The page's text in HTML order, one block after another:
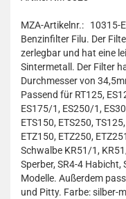
MZA-Artikelnr.: 10315-
Benzinfilter Filu. Der
zerlegbar und hat eine
Sintermetall. Der Filter
Durchmesser von
Passend für RT125,
ES175/1, ES250/1,
ETS150, ETS250,
ETZ150, ETZ250,
Schwalbe KR51/1,
Sperber, SR4-4 Habicht,
Modelle. Außerdem
und Pitty. Farbe: silber-